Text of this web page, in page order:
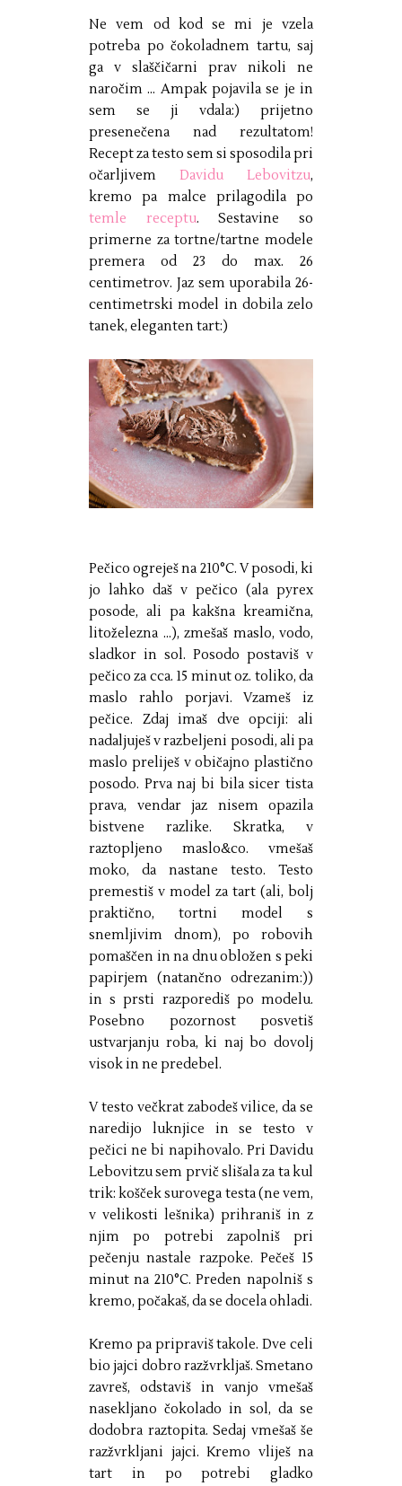
Ne vem od kod se mi je vzela
potreba po čokoladnem tartu, saj
ga v slaščičarni prav nikoli ne
naročim ... Ampak pojavila se je in
sem se ji vdala:) prijetno
presenečena nad rezultatom!
Recept za testo sem si sposodila pri
očarljivem Davidu Lebovitzu,
kremo pa malce prilagodila po
temle receptu. Sestavine so
primerne za tortne/tartne modele
premera od 23 do max. 26
centimetrov. Jaz sem uporabila 26-
centimetrski model in dobila zelo
tanek, eleganten tart:)
Pečico ogreješ na 210°C. V posodi, ki
jo lahko daš v pečico (ala pyrex
posode, ali pa kakšna kreamična,
litoželezna ...), zmešaš maslo, vodo,
sladkor in sol. Posodo postaviš v
pečico za cca. 15 minut oz. toliko, da
maslo rahlo porjavi. Vzameš iz
pečice. Zdaj imaš dve opciji: ali
nadaljuješ v razbeljeni posodi, ali pa
maslo preliješ v običajno plastično
posodo. Prva naj bi bila sicer tista
prava, vendar jaz nisem opazila
bistvene razlike. Skratka, v
raztopljeno maslo&co. vmešaš
moko, da nastane testo. Testo
premestiš v model za tart (ali, bolj
praktično, tortni model s
snemljivim dnom), po robovih
pomaščen in na dnu obložen s peki
papirjem (natančno odrezanim:))
in s prsti razporediš po modelu.
Posebno pozornost posvetiš
ustvarjanju roba, ki naj bo dovolj
visok in ne predebel.
V testo večkrat zabodeš vilice, da se
naredijo luknjice in se testo v
pečici ne bi napihovalo. Pri Davidu
Lebovitzu sem prvič slišala za ta kul
trik: košček surovega testa (ne vem,
v velikosti lešnika) prihraniš in z
njim po potrebi zapolniš pri
pečenju nastale razpoke. Pečeš 15
minut na 210°C. Preden napolniš s
kremo, počakaš, da se docela ohladi.
Kremo pa pripraviš takole. Dve celi
bio jajci dobro razžvrkljaš. Smetano
zavreš, odstaviš in vanjo vmešaš
nasekljano čokolado in sol, da se
dodobra raztopita. Sedaj vmešaš še
razžvrkljani jajci. Kremo vliješ na
tart in po potrebi gladko